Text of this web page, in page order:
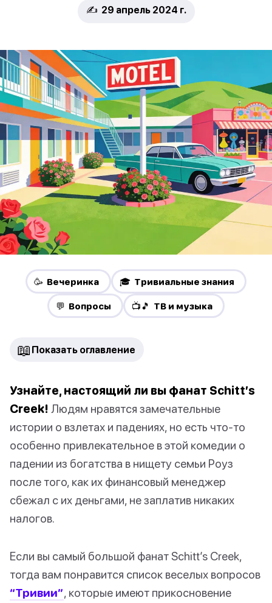
✍️ 29 апрель 2024 г.
🥳 Вечеринка 🎓 Тривиальные знания
💬 Вопросы 📺🎵 ТВ и музыка
📖 Показать оглавление
Узнайте, настоящий ли вы фанат Schitt’s
Creek! Людям нравятся замечательные
истории о взлетах и падениях, но есть что-то
особенно привлекательное в этой комедии о
падении из богатства в нищету семьи Роуз
после того, как их финансовый менеджер
сбежал с их деньгами, не заплатив никаких
налогов.
Если вы самый большой фанат Schitt’s Creek,
тогда вам понравится список веселых вопросов
“Тривии”, которые имеют прикосновение